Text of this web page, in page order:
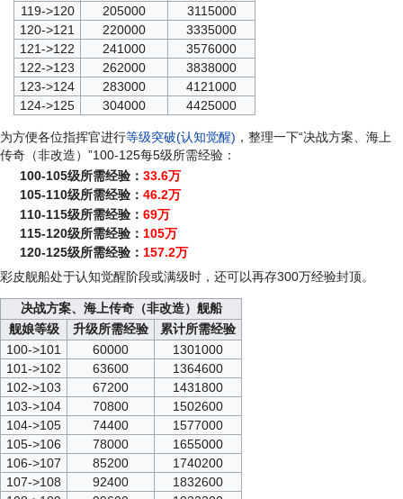
119->120
205000
3115000
120->121
220000
3335000
121->122
241000
3576000
122->123
262000
3838000
123->124
283000
4121000
124->125
304000 4425000
为方便各位指挥官进行等级突破(认知觉醒) ，整理一下“决战方案、海上
传奇（非改造）”100-125每5级所需经验：
100-105级所需经验：33.6万
105-110级所需经验：46.2万
110-115级所需经验：69万
115-120级所需经验： 105万
120-125级所需经验：157.2万
彩皮舰船处于认知觉醒阶段或满级时，还可以再存300万经验封顶。
决战方案、海上传奇（非改造）舰船
舰娘等级
升级所需经验
累计所需经验
100->101
60000
1301000
101->102
63600
1364600
102->103
67200
1431800
103->104
70800
1502600
104->105
74400
1577000
105->106
78000
1655000
106->107
85200
1740200
107->108
92400
1832600